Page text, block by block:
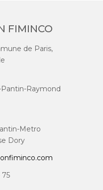
FIMINCO
de Paris,
Raymond
Metro
Dory
75